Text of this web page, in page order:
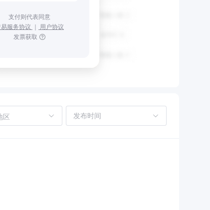
支付则代表同意
服务协议 ｜ 用户协议
发票获取
区